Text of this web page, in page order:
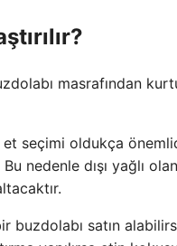
masrafından
seçimi oldukça
nedenle dışı yağlı
buzdolabı satın